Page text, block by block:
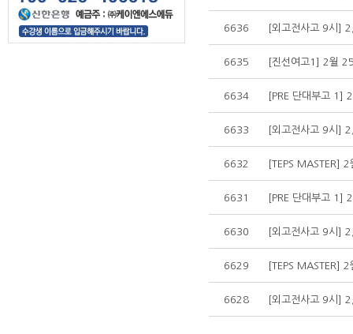
6636 [외고전사고 9시]
6635 [진선여고1] 2월
6634 [PRE 단대부고 1]
6633 [외고전사고 9시]
6632 [TEPS MASTER]
6631 [PRE 단대부고 1]
6630 [외고전사고 9시]
6629 [TEPS MASTER]
6628 [외고전사고 9시]